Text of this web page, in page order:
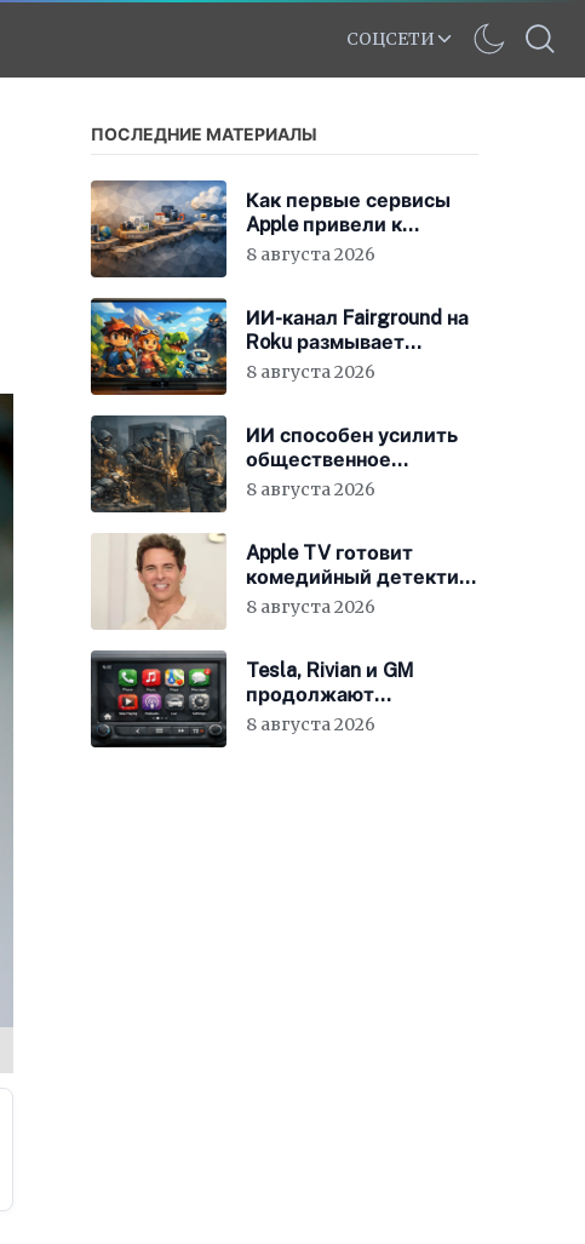
СОЦСЕТИ
ПОСЛЕДНИЕ МАТЕРИАЛЫ
Как первые сервисы
Apple привели к
появлению iCloud
8 августа 2026
ИИ-канал Fairground на
Roku размывает
стандарты стриминга
8 августа 2026
ИИ способен усилить
общественное
недовольство во всём
8 августа 2026
Apple TV готовит
комедийный детектив
с Джеймсом
8 августа 2026
Tesla, Rivian и GM
продолжают
отказываться от
8 августа 2026